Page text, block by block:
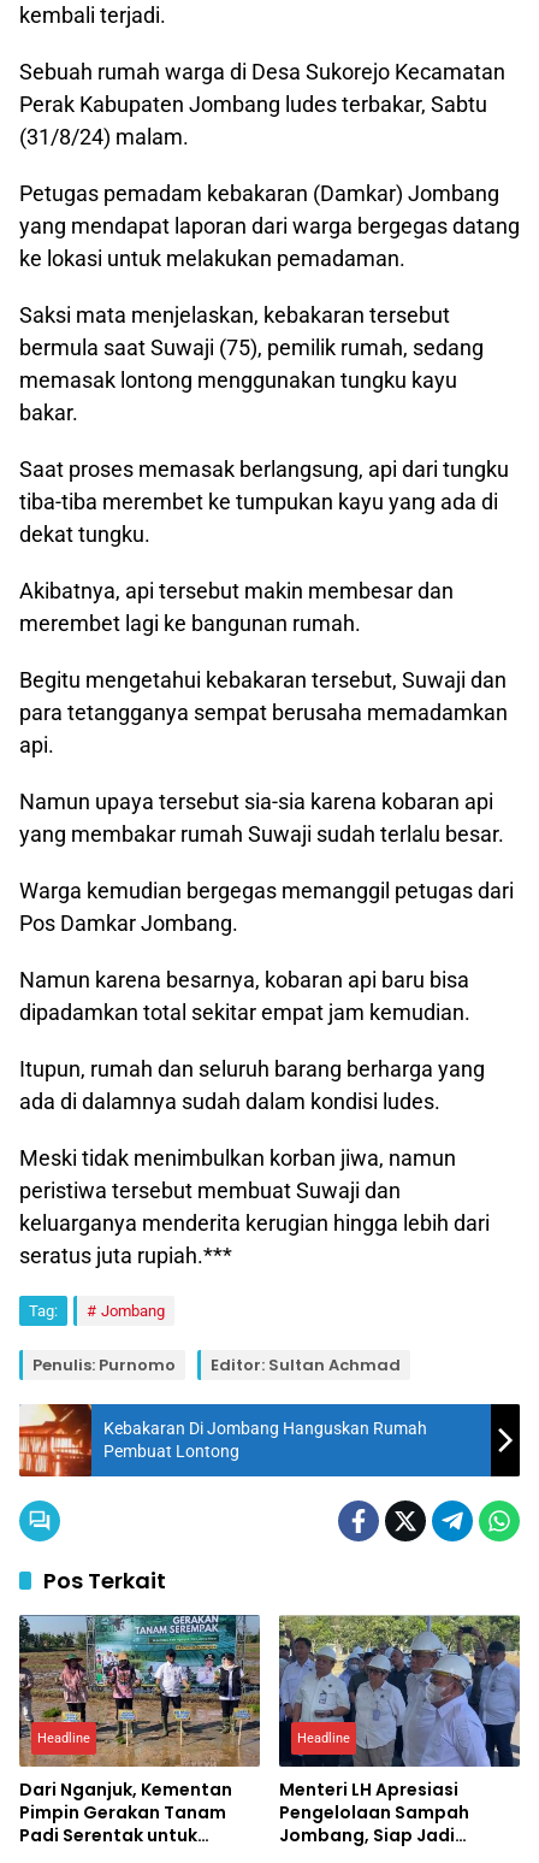
kembali terjadi.
Sebuah rumah warga di Desa Sukorejo Kecamatan
Perak Kabupaten Jombang ludes terbakar, Sabtu
(31/8/24) malam.
Petugas pemadam kebakaran (Damkar) Jombang
yang mendapat laporan dari warga bergegas datang
ke lokasi untuk melakukan pemadaman.
Saksi mata menjelaskan, kebakaran tersebut
bermula saat Suwaji (75), pemilik rumah, sedang
memasak lontong menggunakan tungku kayu
bakar.
Saat proses memasak berlangsung, api dari tungku
tiba-tiba merembet ke tumpukan kayu yang ada di
dekat tungku.
Akibatnya, api tersebut makin membesar dan
merembet lagi ke bangunan rumah.
Begitu mengetahui kebakaran tersebut, Suwaji dan
para tetangganya sempat berusaha memadamkan
api.
Namun upaya tersebut sia-sia karena kobaran api
yang membakar rumah Suwaji sudah terlalu besar.
Warga kemudian bergegas memanggil petugas dari
Pos Damkar Jombang.
Namun karena besarnya, kobaran api baru bisa
dipadamkan total sekitar empat jam kemudian.
Itupun, rumah dan seluruh barang berharga yang
ada di dalamnya sudah dalam kondisi ludes.
Meski tidak menimbulkan korban jiwa, namun
peristiwa tersebut membuat Suwaji dan
keluarganya menderita kerugian hingga lebih dari
seratus juta rupiah.***
Tag: Jombang
Penulis: Purnomo Editor: Sultan Achmad
Kebakaran Di Jombang Hanguskan Rumah
Pembuat Lontong
Pos Terkait
Headline
Dari Nganjuk, Kementan
Pimpin Gerakan Tanam
Padi Serentak untuk
Headline
Menteri LH Apresiasi
Pengelolaan Sampah
Jombang, Siap Jadi